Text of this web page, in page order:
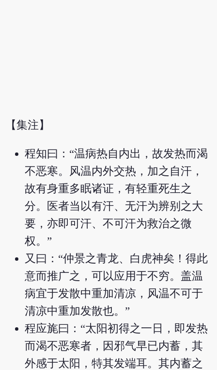
【集注】
程知曰：“温病热自内出，故发热而渴
不恶寒。风温内外交热，加之自汗，
故有身重多眠诸证，有轻重死生之
分。医者当以有汗、无汗为辨别之大
要，亦即可汗、不可汗为救治之微
权。”
又曰：“仲景之青龙、白虎神矣！得此
意而推广之，可以应用于不穷。盖温
病宜于发散中重加清凉，风温不可于
清凉中重加发散也。”
程应旄曰：“太阳初得之一日，即发热
而渴不恶寒者，因邪气早已内蓄，其
外感于太阳，特其发端耳。其内蓄之